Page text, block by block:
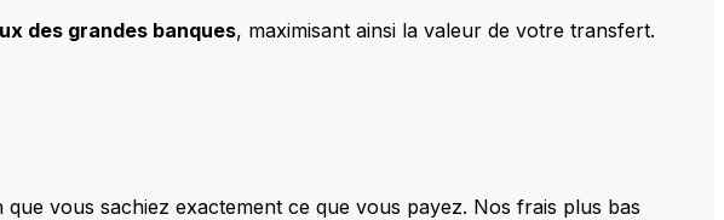
des grandes banques, maximisant ainsi la valeur de votre transfert.
vous sachiez exactement ce que vous payez. Nos frais plus bas